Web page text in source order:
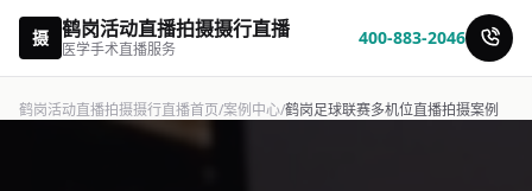
摄 鹤岗活动直播拍摄摄行直播
医学手术直播服务
400-883-2046
鹤岗活动直播拍摄摄行直播首页/案例中心/鹤岗足球联赛多机位直播拍摄案例